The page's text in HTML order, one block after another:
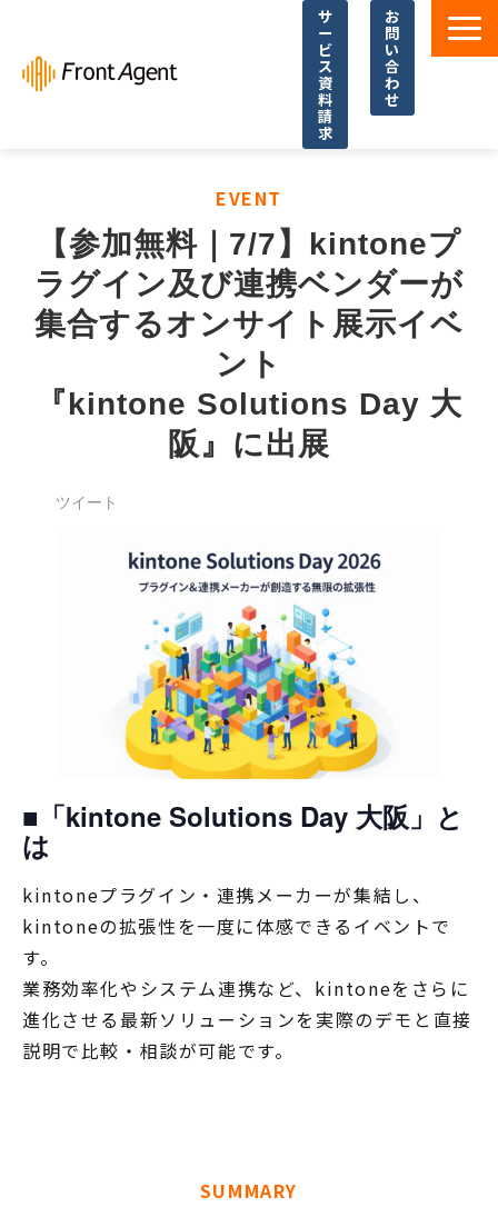
サ
ー
ビ
ス
資
料
請
求
お
問
い
合
わ
せ
よくあるご質問
イベント・セミナー
お役立ち資料一覧
お役立ち記事・コラム
EVENT
【参加無料｜7/7】kintoneプ
ラグイン及び連携ベンダーが
集合するオンサイト展示イベ
ント
『kintone Solutions Day 大
阪』に出展
ツイート
■「kintone Solutions Day 大阪」と
は
kintoneプラグイン・連携メーカーが集結し、
kintoneの拡張性を一度に体感できるイベントで
す。
業務効率化やシステム連携など、kintoneをさらに
進化させる最新ソリューションを実際のデモと直接
説明で比較・相談が可能です。
SUMMARY